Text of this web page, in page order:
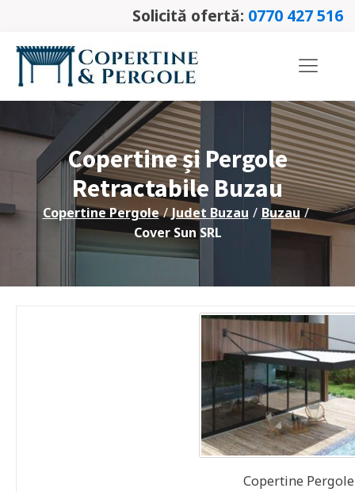
Solicită ofertă: 0770 427 516
Copertine și Pergole
Retractabile Buzau
Copertine Pergole / Judet Buzau / Buzau /
Cover Sun SRL
Copertine